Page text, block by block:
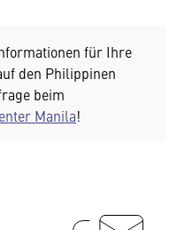
für Ihre
den Philippinen
beim
Manila!